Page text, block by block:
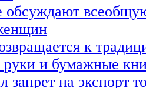
обсуждают
к
руки и бумажные
запрет на экспорт